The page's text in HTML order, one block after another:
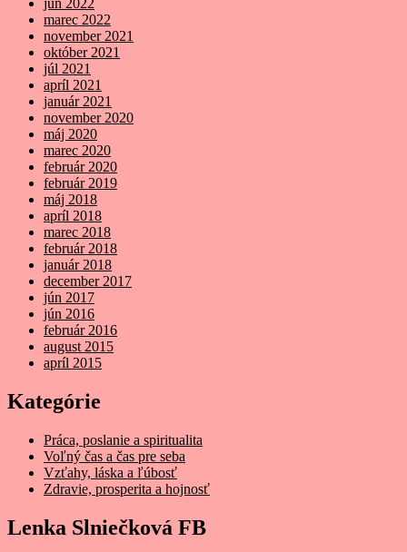
jún 2022
marec 2022
november 2021
október 2021
júl 2021
apríl 2021
január 2021
november 2020
máj 2020
marec 2020
február 2020
február 2019
máj 2018
apríl 2018
marec 2018
február 2018
január 2018
december 2017
jún 2017
jún 2016
február 2016
august 2015
apríl 2015
Kategórie
Práca, poslanie a spiritualita
Voľný čas a čas pre seba
Vzťahy, láska a ľúbosť
Zdravie, prosperita a hojnosť
Lenka Slniečková FB